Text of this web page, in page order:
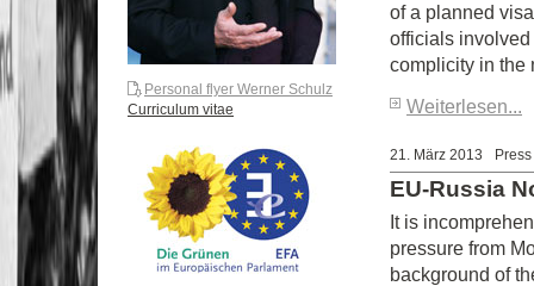
of a planned
officials
complicity in the
Weiterlesen...
21. März 2013
EU-Russia
It is
pressure from
background of
Personal flyer Werner Schulz
Curriculum vitae